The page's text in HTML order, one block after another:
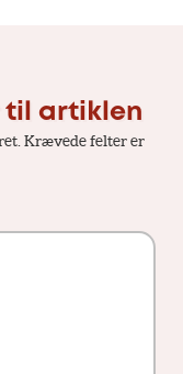
til artiklen
Krævede felter er